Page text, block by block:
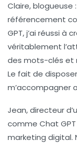
Claire, blogueuse :
référencement
GPT, j’ai réussi à
véritablement
des mots-clés et
Le fait de
m’accompagner
Jean, directeur
comme Chat
marketing digital.